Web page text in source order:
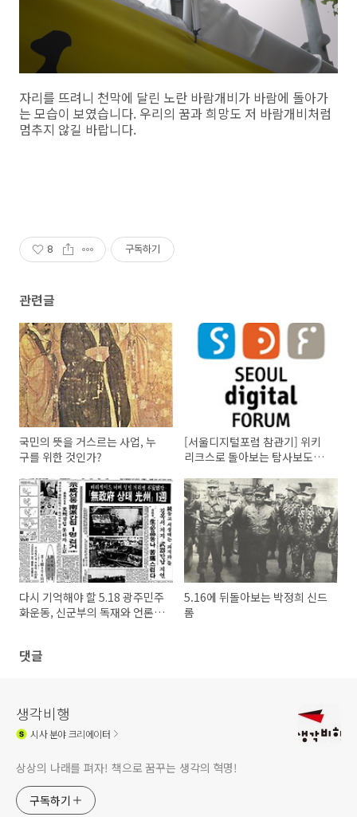
자리를 뜨려니 천막에 달린 노란 바람개비가 바람에 돌아가
는 모습이 보였습니다. 우리의 꿈과 희망도 저 바람개비처럼
멈추지 않길 바랍니다.
8 구독하기
관련글
국민의 뜻을 거스르는 사업, 누
구를 위한 것인가?
[서울디지털포럼 참관기] 위키
리크스로 돌아보는 탐사보도의
다시 기억해야 할 5.18 광주민주
화운동, 신군부의 독재와 언론·
5.16에 뒤돌아보는 박정희 신드
롬
댓글
생각비행
시사분야 크리에이터
상상의 나래를 펴자! 책으로 꿈꾸는 생각의 혁명!
구독하기